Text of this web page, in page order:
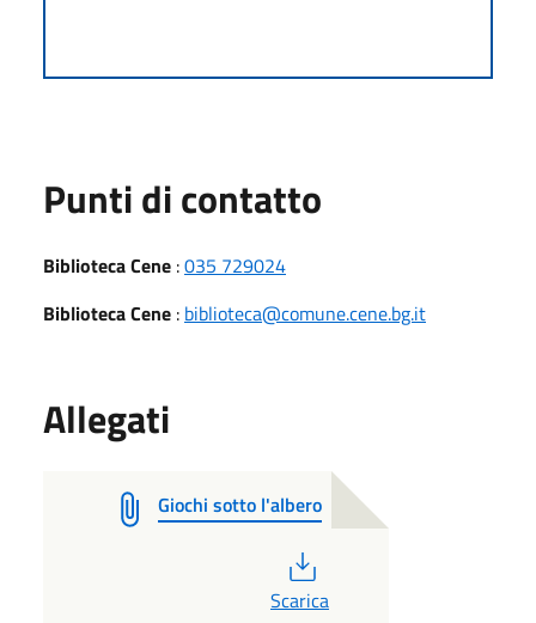
Punti di contatto
Biblioteca Cene :035 729024
Biblioteca Cene : biblioteca@comune.cene.bg.it
Allegati
Giochi sotto l'albero
Scarica